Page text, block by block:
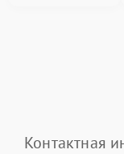
Контактная